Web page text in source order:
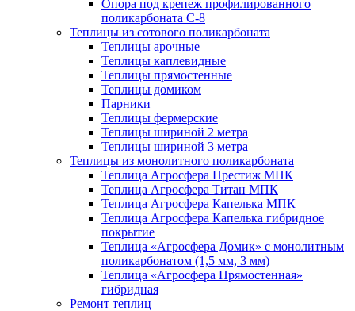
Опора под крепеж профилированного
поликарбоната С-8
Теплицы из сотового поликарбоната
Теплицы арочные
Теплицы каплевидные
Теплицы прямостенные
Теплицы домиком
Парники
Теплицы фермерские
Теплицы шириной 2 метра
Теплицы шириной 3 метра
Теплицы из монолитного поликарбоната
Теплица Агросфера Престиж МПК
Теплица Агросфера Титан МПК
Теплица Агросфера Капелька МПК
Теплица Агросфера Капелька гибридное
покрытие
Теплица «Агросфера Домик» с монолитным
поликарбонатом (1,5 мм, 3 мм)
Теплица «Агросфера Прямостенная»
гибридная
Ремонт теплиц